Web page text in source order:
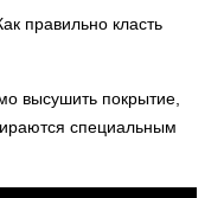
правильно класть
высушить покрытие,
специальным